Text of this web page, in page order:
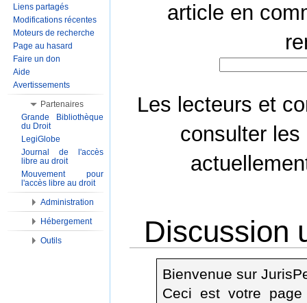
article en
Les lecteurs et
consulter les
Discussion
Bienvenue sur
Ceci est votre
Liens partagés
Modifications récentes
Moteurs de recherche
Page au hasard
Faire un don
Aide
Avertissements
Partenaires
Grande Bibliothèque
du Droit
LegiGlobe
Journal de l'accès
libre au droit
Mouvement pour
l'accès libre au droit
Administration
Hébergement
Outils